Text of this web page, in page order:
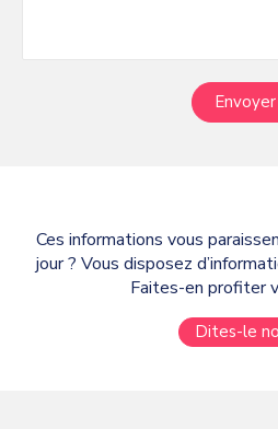
Envoyer
Ces informations vous
jour ? Vous disposez
Faites-en profiter
Dites-le